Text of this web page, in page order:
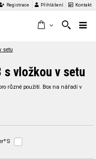
Registrace Přihlášení Kontakt
setu
s vložkou v setu
různé použití. Box na nářadí v
S